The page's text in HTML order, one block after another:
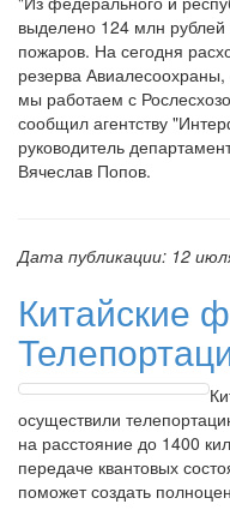
выделено 124 млн
пожаров. На сегодня
резерва
мы работаем с
сообщил агентству
руководитель
Вячеслав Попов.
Дата публикации: 12
Китайские
осуществили
на расстояние до 1400
передаче квантовых
поможет создать